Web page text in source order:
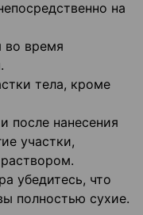
на
во время
тела, кроме
после нанесения
участки,
убедитесь, что
полностью сухие.